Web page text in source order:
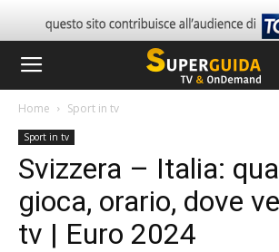
Home Sport in tv
Sport in tv
Svizzera – Italia:
gioca, orario, dove
tv | Euro 2024